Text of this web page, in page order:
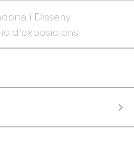
i Disseny
d'exposicions